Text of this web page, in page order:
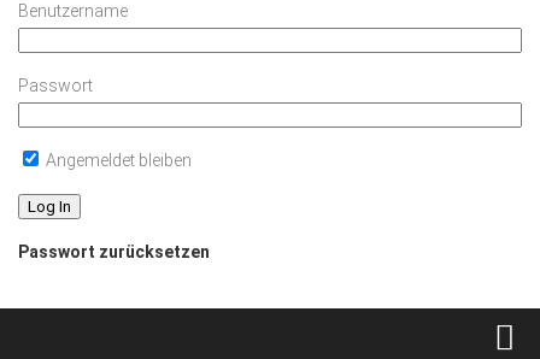
Benutzername
Passwort
Angemeldet bleiben
Passwort zurücksetzen